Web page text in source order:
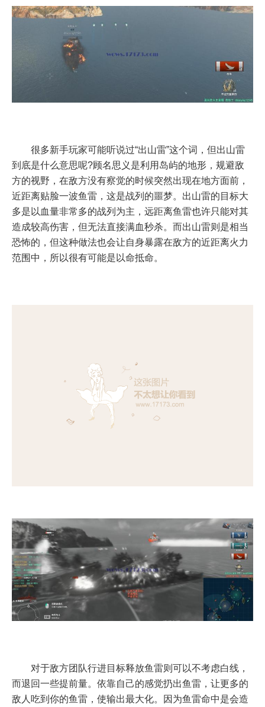
很多新手玩家可能听说过“出山雷”这个词，但出山雷
到底是什么意思呢?顾名思义是利用岛屿的地形，规避敌
方的视野，在敌方没有察觉的时候突然出现在地方面前，
近距离贴脸一波鱼雷，这是战列的噩梦。出山雷的目标大
多是以血量非常多的战列为主，远距离鱼雷也许只能对其
造成较高伤害，但无法直接满血秒杀。而出山雷则是相当
恐怖的，但这种做法也会让自身暴露在敌方的近距离火力
范围中，所以很有可能是以命抵命。
对于敌方团队行进目标释放鱼雷则可以不考虑白线，
而退回一些提前量。依靠自己的感觉扔出鱼雷，让更多的
敌人吃到你的鱼雷，使输出最大化。因为鱼雷命中是会造